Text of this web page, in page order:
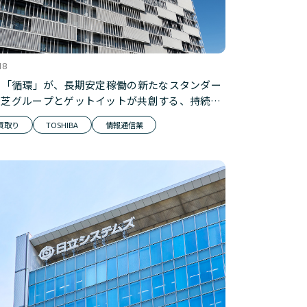
循環」が、長期安定稼働の新たなスタンダー
グループとゲットイットが共創する、持続可
材エコシステム（前編：買取りサービス）
取り TOSHIBA 情報通信業